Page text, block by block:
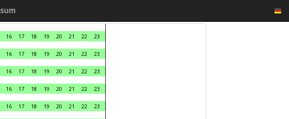
16 17 18 19 20 21 22
23
16 17 18 19 20 21 22
23
16 17 18 19 20 21 22
23
16 17 18 19 20 21 22
23
16 17 18 19 20 21 22
23